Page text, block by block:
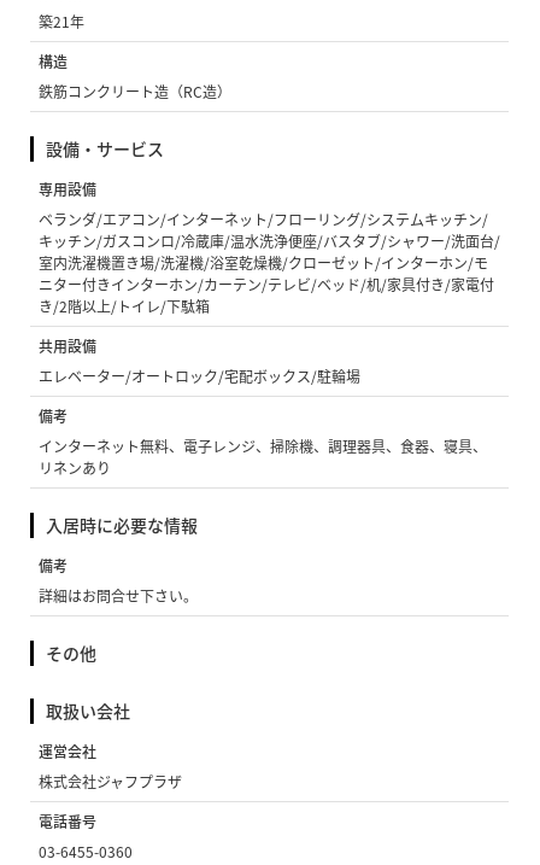
築21年
構造
鉄筋コンクリート造（RC造）
設備・サービス
専用設備
ベランダ/エアコン/インターネット/フローリング/システムキッチン/
キッチン/ガスコンロ/冷蔵庫/温水洗浄便座/バスタブ/シャワー/洗面台/
室内洗濯機置き場/洗濯機/浴室乾燥機/クローゼット/インターホン/モ
ニター付きインターホン/カーテン/テレビ/ベッド/机/家具付き/家電付
き/2階以上/トイレ/下駄箱
共用設備
エレベーター/オートロック/宅配ボックス/駐輪場
備考
インターネット無料、電子レンジ、掃除機、調理器具、食器、寝具、
リネンあり
入居時に必要な情報
備考
詳細はお問合せ下さい。
その他
取扱い会社
運営会社
株式会社ジャフプラザ
電話番号
03-6455-0360